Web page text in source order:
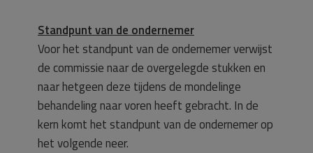
Standpunt van de ondernemer
Voor het standpunt van de ondernemer verwijst
de commissie naar de overgelegde stukken en
naar hetgeen deze tijdens de mondelinge
behandeling naar voren heeft gebracht. In de
kern komt het standpunt van de ondernemer op
het volgende neer.